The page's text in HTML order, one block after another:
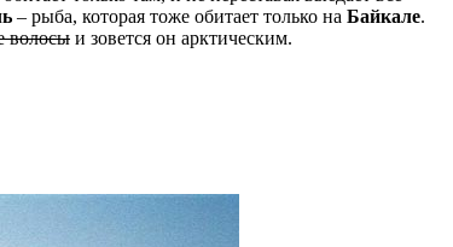
– рыба, которая тоже обитает только на Байкале.
волосы и зовется он арктическим.